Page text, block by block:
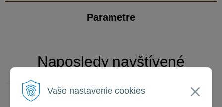
Vaše nastavenie cookies
Parametre
Naposledy navštívené